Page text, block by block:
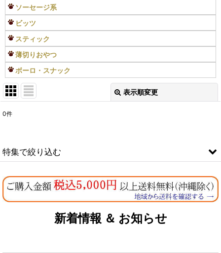
ソーセージ系
ビッツ
スティック
薄切りおやつ
ボーロ・スナック
表示順変更
絞り込む
0件
特集で絞り込む
なちゅのオリジナルセット
お試しドライフード少量パック犬用
新着情報 ＆ お知らせ